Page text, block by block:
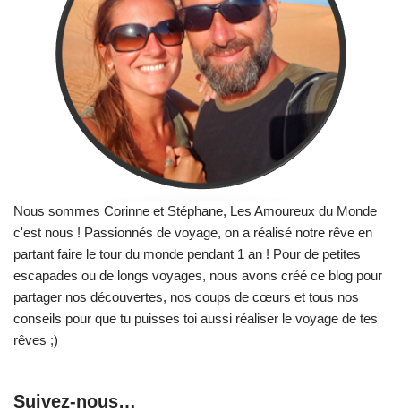
Nous sommes Corinne et Stéphane, Les Amoureux du Monde
c'est nous ! Passionnés de voyage, on a réalisé notre rêve en
partant faire le tour du monde pendant 1 an ! Pour de petites
escapades ou de longs voyages, nous avons créé ce blog pour
partager nos découvertes, nos coups de cœurs et tous nos
conseils pour que tu puisses toi aussi réaliser le voyage de tes
rêves ;)
Suivez-nous…